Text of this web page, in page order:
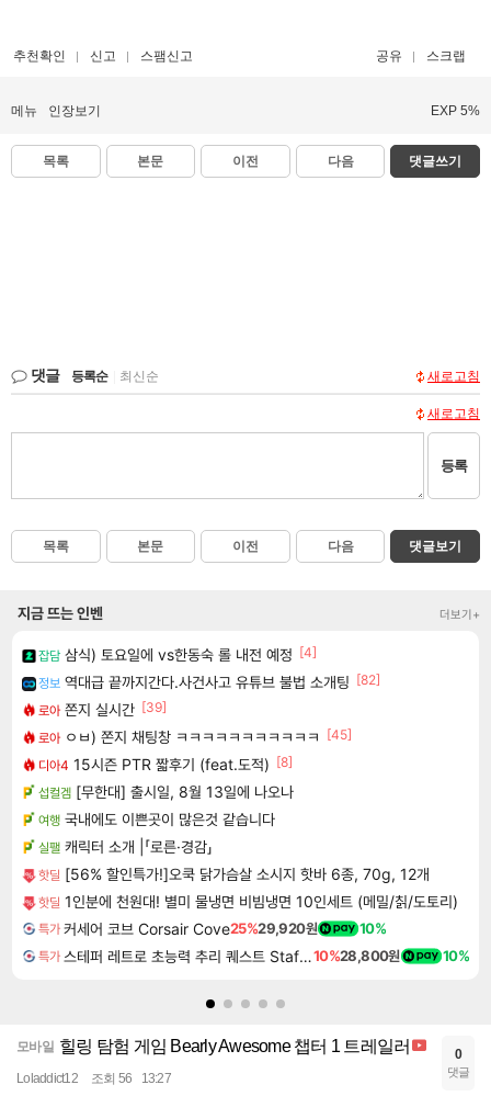
추천확인 신고 스팸신고 공유 스크랩
메뉴 인장보기 EXP 5%
목록 본문 이전 다음 댓글쓰기
댓글 등록순 최신순 새로고침
새로고침
등록
목록 본문 이전 다음 댓글보기
지금 뜨는 인벤 더보기+
잡담 삼식) 토요일에 vs한동숙 롤 내전 예정 [4]
정보 역대급 끝까지간다.사건사고 유튜브 불법 소개팅 [82]
로아 쫀지 실시간 [39]
로아 ㅇㅂ) 쫀지 채팅창 ㅋㅋㅋㅋㅋㅋㅋㅋㅋㅋㅋ
[45]
디아4 15시즌 PTR 짧후기 (feat.도적) [8]
섭컬겜 [무한대] 출시일, 8월 13일에 나오나
여행 국내에도 이쁜곳이 많은것 같습니다
실팰 캐릭터 소개 |「로른·경감」
핫딜 [56% 할인특가!]오쿡 닭가슴살 소시지 핫바 6종, 70g, 12개
핫딜 1인분에 천원대! 별미 물냉면 비빔냉면 10인세트 (메밀/칡/도토리)
특가 커세어 코브 Corsair Cove25%29,920원 10%
특가 스테퍼 레트로 초능력 추리 퀘스트 Staffer Retro A Supernatural Mystery Quest10%28,800원 10%
모바일 힐링 탐험 게임 Bearly Awesome 챕터 1 트레일러
Loladdict12 조회 56 13:27
0
댓글